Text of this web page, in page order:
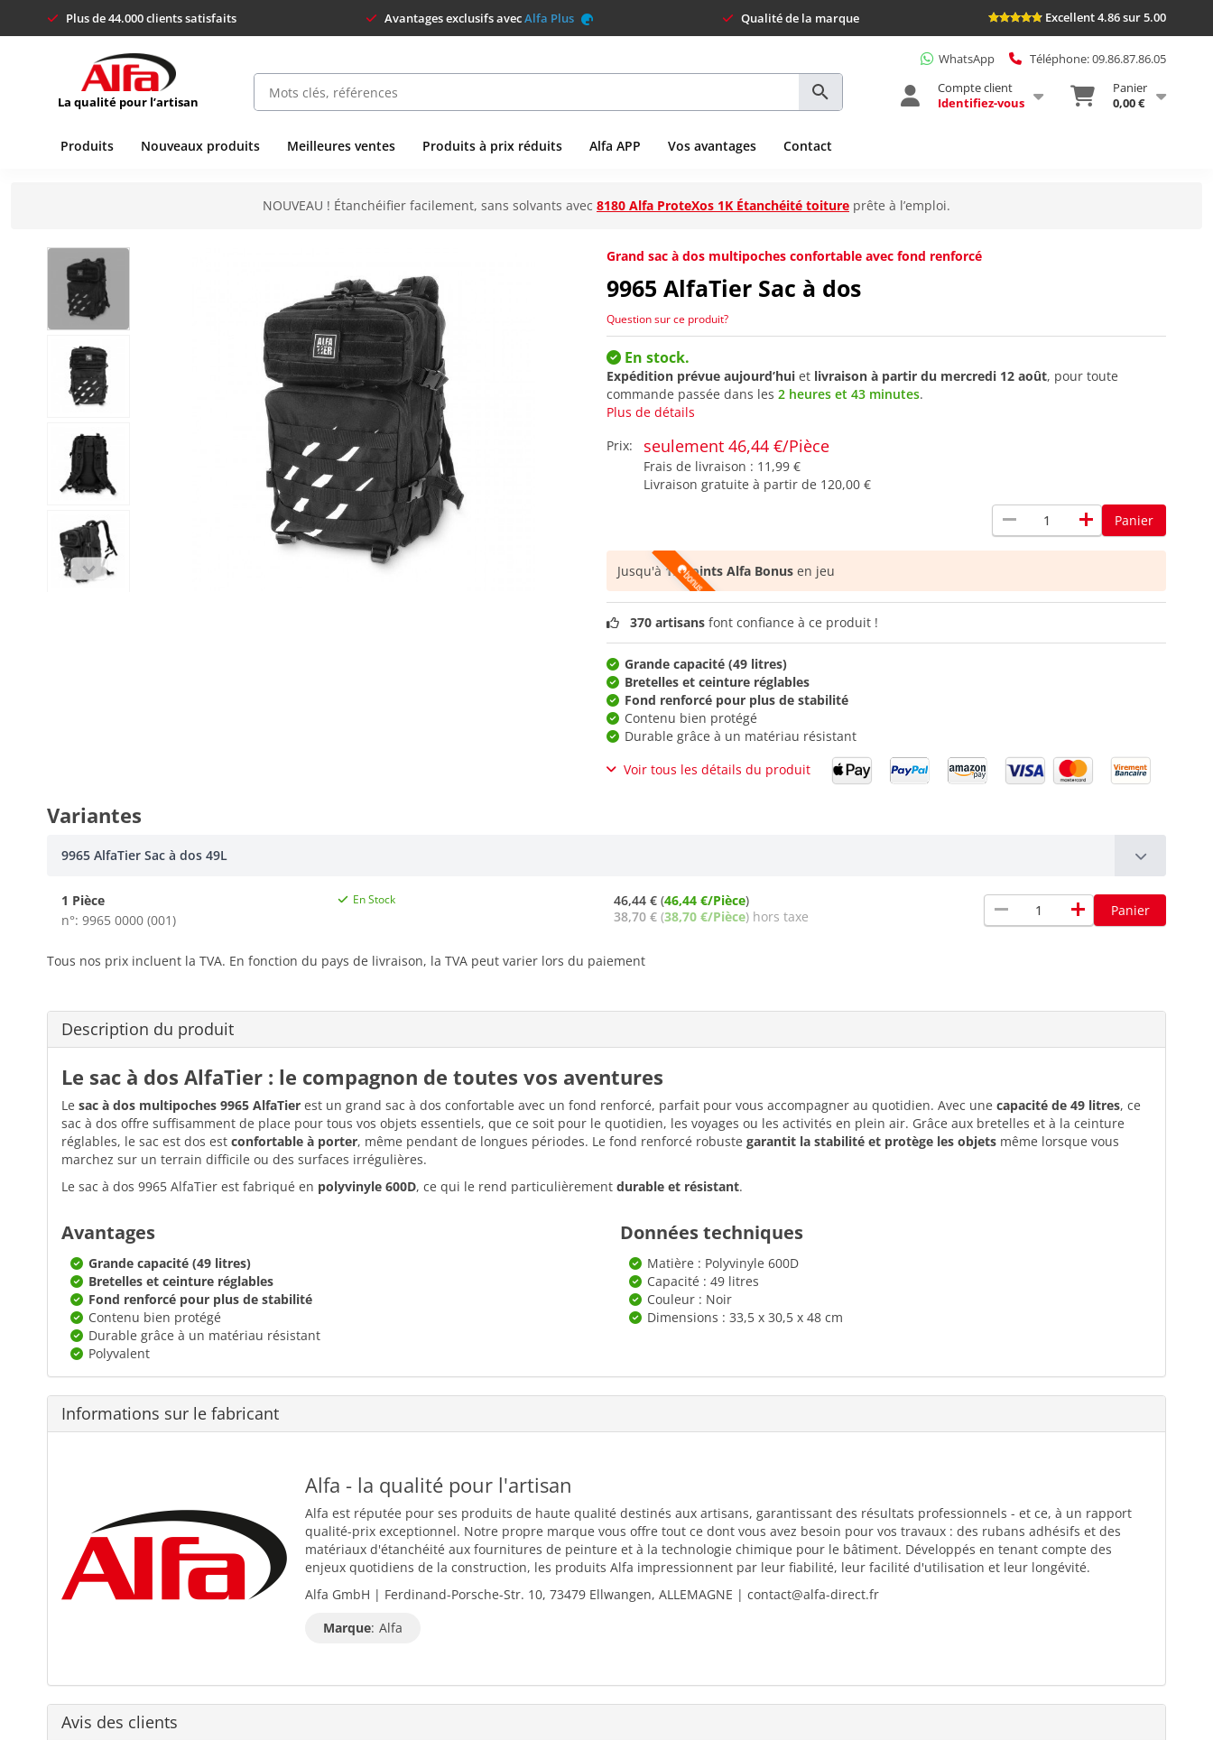
Plus de 44.000 clients satisfaits Avantages exclusifs avecAlfa Plus Qualité de la marque Excellent 4.86 sur 5.00
La qualité pour l’artisan
WhatsApp
Téléphone: 09.86.87.86.05
Compte client
Identifiez-vous
Panier
0,00 €
Produits Nouveaux produits Meilleures ventes Produits à prix réduits Alfa APP Vos avantages Contact
NOUVEAU ! Étanchéifier facilement, sans solvants avec 8180 Alfa ProteXos 1K Étanchéité toiture prête à l’emploi.
Grand sac à dos multipoches confortable avec fond renforcé
9965 AlfaTier Sac à dos
Question sur ce produit?
En stock.
Expédition prévue aujourd’hui et livraison à partir du mercredi 12 août, pour toute
commande passée dans les 2 heures et 43 minutes.
Plus de détails
Prix:
seulement 46,44 €/Pièce
Frais de livraison : 11,99 €
Livraison gratuite à partir de 120,00 €
remove add Panier
Jusqu'à19 points Alfa Bonus en jeu
370 artisans font confiance à ce produit !
Grande capacité (49 litres)
Bretelles et ceinture réglables
Fond renforcé pour plus de stabilité
Contenu bien protégé
Durable grâce à un matériau résistant
Voir tous les détails du produit
Variantes
9965 AlfaTier Sac à dos 49L
1 Pièce
n°: 9965 0000 (001)
En Stock 46,44 € (46,44 €/Pièce)
38,70 € (38,70 €/Pièce) hors taxe remove add Panier
Tous nos prix incluent la TVA. En fonction du pays de livraison, la TVA peut varier lors du paiement
Description du produit
Le sac à dos AlfaTier : le compagnon de toutes vos aventures
Le sac à dos multipoches 9965 AlfaTier est un grand sac à dos confortable avec un fond renforcé, parfait pour vous accompagner au quotidien. Avec une capacité de 49 litres, ce
sac à dos offre suffisamment de place pour tous vos objets essentiels, que ce soit pour le quotidien, les voyages ou les activités en plein air. Grâce aux bretelles et à la ceinture
réglables, le sac est dos est confortable à porter, même pendant de longues périodes. Le fond renforcé robuste garantit la stabilité et protège les objets même lorsque vous
marchez sur un terrain difficile ou des surfaces irrégulières.
Le sac à dos 9965 AlfaTier est fabriqué en polyvinyle 600D, ce qui le rend particulièrement durable et résistant.
Avantages
Grande capacité (49 litres)
Bretelles et ceinture réglables
Fond renforcé pour plus de stabilité
Contenu bien protégé
Durable grâce à un matériau résistant
Polyvalent
Données techniques
Matière : Polyvinyle 600D
Capacité : 49 litres
Couleur : Noir
Dimensions : 33,5 x 30,5 x 48 cm
Informations sur le fabricant
Alfa - la qualité pour l'artisan
Alfa est réputée pour ses produits de haute qualité destinés aux artisans, garantissant des résultats professionnels - et ce, à un rapport
qualité-prix exceptionnel. Notre propre marque vous offre tout ce dont vous avez besoin pour vos travaux : des rubans adhésifs et des
matériaux d'étanchéité aux fournitures de peinture et à la technologie chimique pour le bâtiment. Développés en tenant compte des
enjeux quotidiens de la construction, les produits Alfa impressionnent par leur fiabilité, leur facilité d'utilisation et leur longévité.
Alfa GmbH | Ferdinand-Porsche-Str. 10, 73479 Ellwangen, ALLEMAGNE | contact@alfa-direct.fr
Marque: Alfa
Avis des clients